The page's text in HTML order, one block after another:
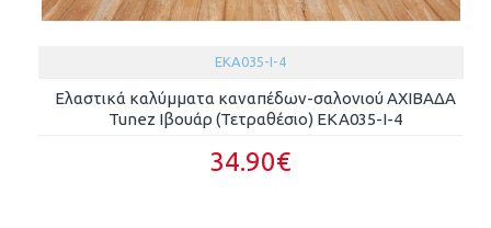
EKA035-I-4
Ελαστικά καλύμματα καναπέδων-σαλονιού ΑΧΙΒΑΔΑ
Tunez Ιβουάρ (Τετραθέσιο) EKA035-I-4
34.90€